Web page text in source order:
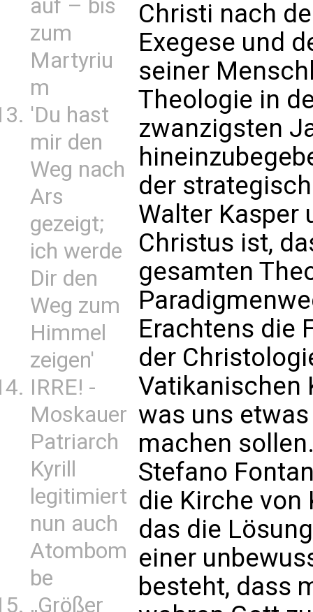
auf – bis
zum
Martyriu
m
'Du hast
mir den
Weg nach
Ars
gezeigt;
ich werde
Dir den
Weg zum
Himmel
zeigen'
IRRE! -
Moskauer
Patriarch
Kyrill
legitimiert
nun auch
Atombom
be
„Größer
Christi nach
Exegese und
seiner
Theologie in
zwanzigsten
der
Walter Kasper
Christus ist,
gesamten
Erachtens die
der
Vatikanischen
was uns etwas
machen
Stefano
die Kirche
das die
einer
besteht, dass